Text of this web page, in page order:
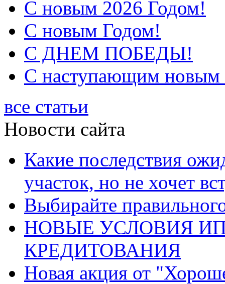
С новым 2026 Годом!
С новым Годом!
С ДНЕМ ПОБЕДЫ!
С наступающим новым
все статьи
Новости сайта
Какие последствия
участок, но не хочет
Выбирайте
НОВЫЕ УСЛОВИЯ
КРЕДИТОВАНИЯ
Новая акция от